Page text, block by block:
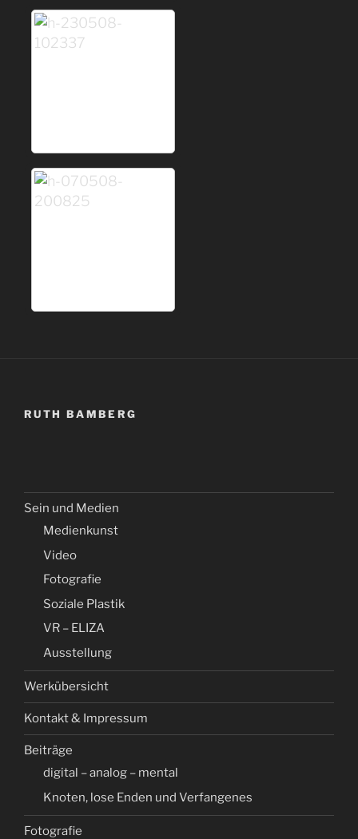
RUTH BAMBERG
Sein und Medien
Medienkunst
Video
Fotografie
Soziale Plastik
VR – ELIZA
Ausstellung
Werkübersicht
Kontakt & Impressum
Beiträge
digital – analog – mental
Knoten, lose Enden und Verfangenes
Fotografie